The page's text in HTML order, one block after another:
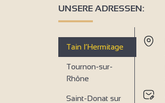
UNSERE ADRESSEN:
Tain l’Hermitage
Tournon-sur-
Rhône
Saint-Donat sur